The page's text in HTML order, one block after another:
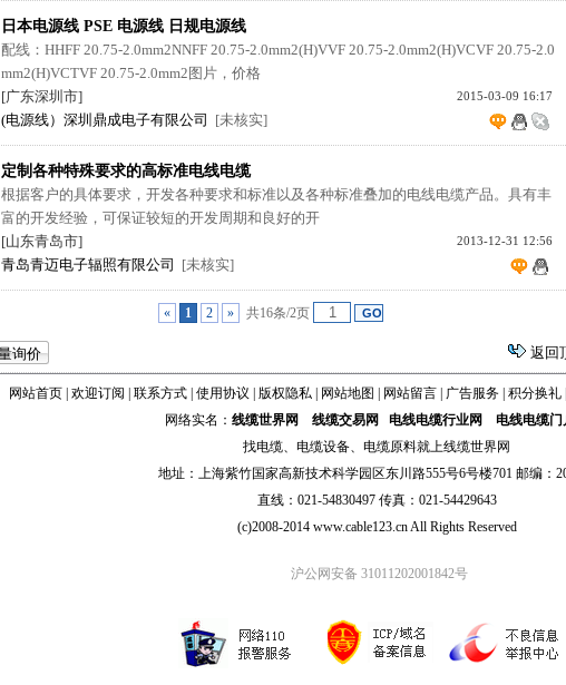
日本电源线 PSE 电源线 日规电源线
配线：HHFF 20.75-2.0mm2NNFF 20.75-2.0mm2(H)VVF 20.75-2.0mm2(H)VCVF 20.75-2.0
mm2(H)VCTVF 20.75-2.0mm2图片，价格
2015-03-09 16:17
[广东深圳市]
(电源线）深圳鼎成电子有限公司
[未核实]
定制各种特殊要求的高标准电线电缆
根据客户的具体要求，开发各种要求和标准以及各种标准叠加的电线电缆产品。具有丰
富的开发经验，可保证较短的开发周期和良好的开
2013-12-31 12:56
[山东青岛市]
青岛青迈电子辐照有限公司
[未核实]
« 1 2 » 共16条/2页
返回
网站首页| 欢迎订阅 联系方式| 使用协议 版权隐私| 网站地图 网站留言| 广告服务| 积分换礼|
网络实名： 线缆世界网 线缆交易网 电线电缆行业网
电线电缆门
找电缆、 电缆设备、 电缆原料就上线缆世界网
地址：上海紫竹国家高新技术科学园区东川路555号6号楼701 邮编：
直线：021-54830497 传真：021-54429643
(c)2008-2014 www.cable123.cn All Rights Reserved
沪公网安备 31011202001842号